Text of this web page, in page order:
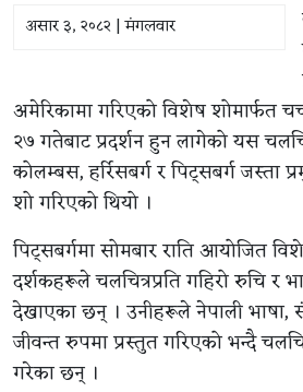
असार ३, २०८२ | मंगलवार
अमेरिकामा गरिएको विशेष शोमार्फत
२७ गतेबाट प्रदर्शन हुन लागेको यस
कोलम्बस, हर्रिसबर्ग र पिट्सबर्ग
शो गरिएको थियो ।
पिट्सबर्गमा सोमबार राति आयोजित
दर्शकहरूले चलचित्रप्रति गहिरो रुचि र
देखाएका छन् । उनीहरूले नेपाली भाषा,
जीवन्त रुपमा प्रस्तुत गरिएको भन्दै
गरेका छन् ।